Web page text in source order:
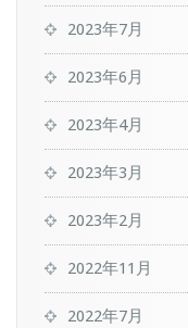
2023年7月
2023年6月
2023年4月
2023年3月
2023年2月
2022年11月
2022年7月